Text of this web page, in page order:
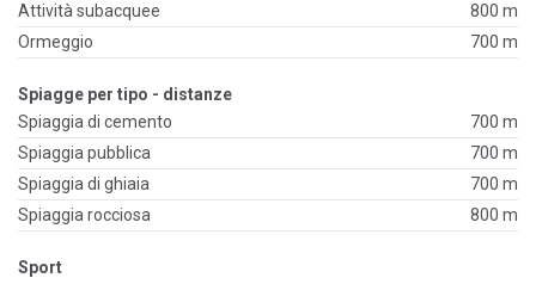
Attività subacquee
800 m
Ormeggio
700 m
Spiagge per tipo - distanze
Spiaggia di cemento
700 m
Spiaggia pubblica
700 m
Spiaggia di ghiaia
700 m
Spiaggia rocciosa
800 m
Sport